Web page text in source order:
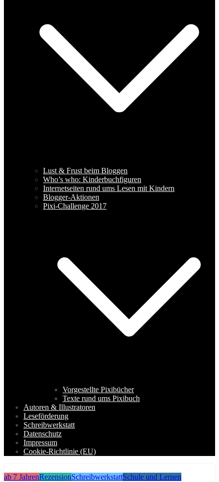
Lust & Frust beim Bloggen
Who’s who: Kinderbuchfiguren
Internetseiten rund ums Lesen mit Kindern
Blogger-Aktionen
Pixi-Challenge 2017
Vorgestellte Pixibücher
Texte rund ums Pixibuch
Autoren & Illustratoren
Leseförderung
Schreibwerkstatt
Datenschutz
Impressum
Cookie-Richtlinie (EU)
ab 7 JahrenRezensionSchreibwerkstattSchule und Lernen